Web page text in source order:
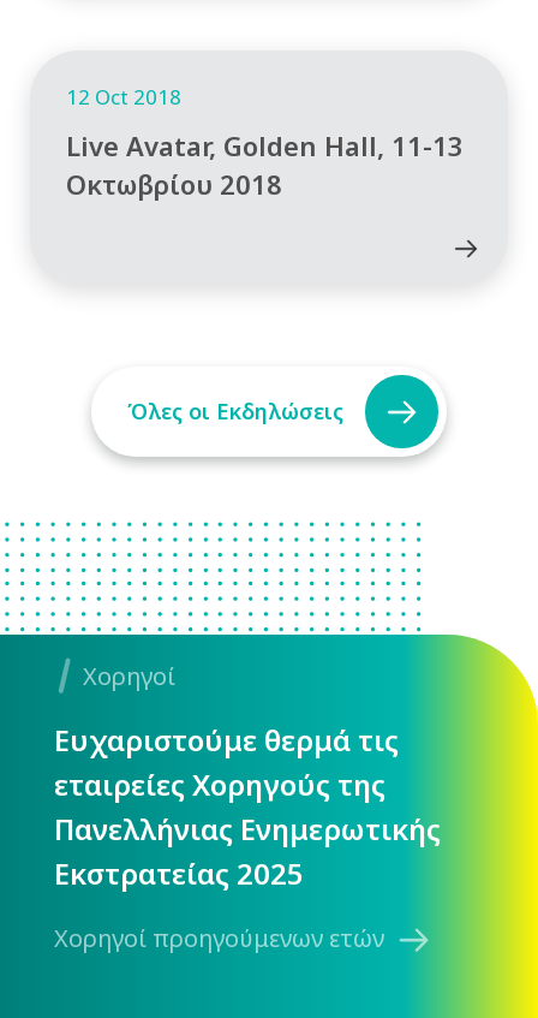
12 Oct 2018
Live Avatar, Golden Hall, 11-13
Οκτωβρίου 2018
Όλες οι Εκδηλώσεις
Χορηγοί
Ευχαριστούμε θερμά τις
εταιρείες Χορηγούς της
Πανελλήνιας Ενημερωτικής
Εκστρατείας 2025
Χορηγοί προηγούμενων ετών